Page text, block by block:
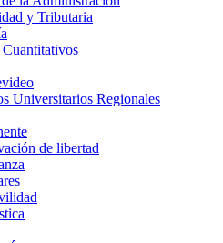
y Tributaria
Universitarios Regionales
de libertad